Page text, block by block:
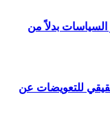
للتعويضات عن
بدلاً من